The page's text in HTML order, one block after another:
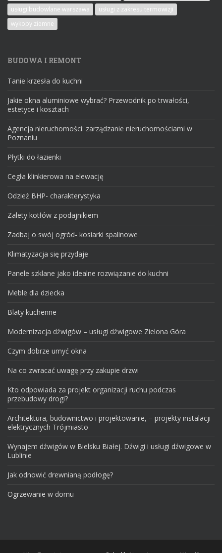
usługi budowlane warszawa
usługi z zakresu termowizji
wykopy ziemne
BUDOWA I REMONT
Tanie krzesła do kuchni
Jakie okna aluminiowe wybrać? Przewodnik po trwałości,
estetyce i kosztach
Agencja nieruchomości: zarządzanie nieruchomościami w
Poznaniu
Płytki do łazienki
Cegła klinkierowa na elewację
Odzież BHP- charakterystyka
Zalety kotłów z podajnikiem
Zadbaj o swój ogród- kosiarki spalinowe
Klimatyzacja się przydaje
Panele szklane jako idealne rozwiązanie do kuchni
Meble dla dziecka
Blaty kuchenne
Modernizacja dźwigów – usługi dźwigowe Zielona Góra
Czym dobrze umyć okna
Na co zwracać uwagę przy zakupie drzwi
Kto odpowiada za projekt organizacji ruchu podczas
przebudowy drogi?
Architektura, budownictwo i projektowanie, – projekty instalacji
elektrycznych Trójmiasto
Wynajem dźwigów w Bielsku Białej. Dźwigi i usługi dźwigowe w
Lublinie
Jak odnowić drewnianą podłogę?
Ogrzewanie w domu